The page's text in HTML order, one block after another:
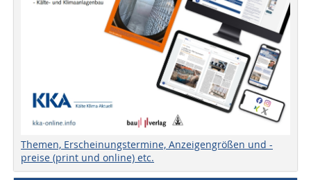
Themen, Erscheinungstermine, Anzeigengrößen und -
preise (print und online) etc.